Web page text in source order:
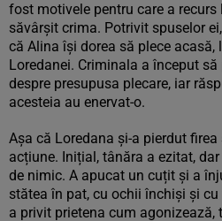
fost motivele pentru care a
săvârșit crima. Potrivit spuselor
că Alina își dorea să plece
Loredanei. Criminala a început
despre presupusa plecare, iar
acesteia au enervat-o.
Așa că Loredana și-a pierdut
acțiune. Inițial, tânăra a ezitat,
de nimic. A apucat un cuțit și a
stătea în pat, cu ochii închiși și
a privit prietena cum agonizează,